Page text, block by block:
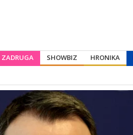
ZADRUGA SHOWBIZ HRONIKA